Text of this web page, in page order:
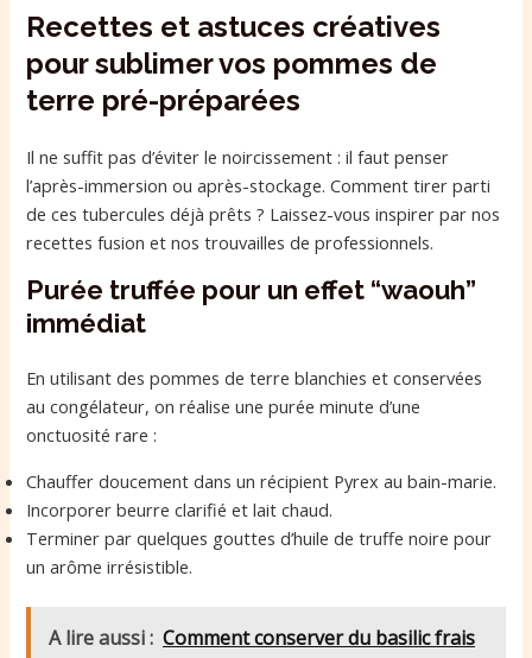
Recettes et astuces créatives
pour sublimer vos pommes de
terre pré-préparées
Il ne suffit pas d’éviter le noircissement : il faut penser
l’après-immersion ou après-stockage. Comment tirer parti
de ces tubercules déjà prêts ? Laissez-vous inspirer par nos
recettes fusion et nos trouvailles de professionnels.
Purée truffée pour un effet “waouh”
immédiat
En utilisant des pommes de terre blanchies et conservées
au congélateur, on réalise une purée minute d’une
onctuosité rare :
Chauffer doucement dans un récipient Pyrex au bain-marie.
Incorporer beurre clarifié et lait chaud.
Terminer par quelques gouttes d’huile de truffe noire pour
un arôme irrésistible.
A lire aussi : Comment conserver du basilic frais